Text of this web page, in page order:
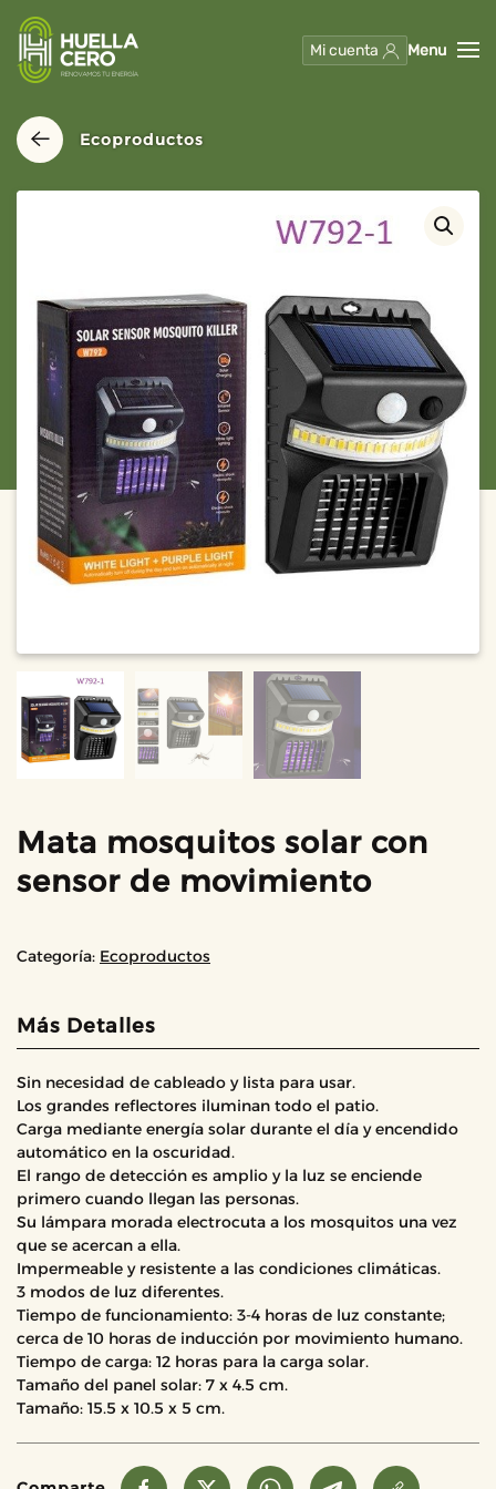
Skip to main content
Mi cuenta Menu
Ecoproductos
Mata mosquitos solar con
sensor de movimiento
Categoría: Ecoproductos
Más Detalles
Sin necesidad de cableado y lista para usar.
Los grandes reflectores iluminan todo el patio.
Carga mediante energía solar durante el día y encendido
automático en la oscuridad.
El rango de detección es amplio y la luz se enciende
primero cuando llegan las personas.
Su lámpara morada electrocuta a los mosquitos una vez
que se acercan a ella.
Impermeable y resistente a las condiciones climáticas.
3 modos de luz diferentes.
Tiempo de funcionamiento: 3-4 horas de luz constante;
cerca de 10 horas de inducción por movimiento humano.
Tiempo de carga: 12 horas para la carga solar.
Tamaño del panel solar: 7 x 4.5 cm.
Tamaño: 15.5 x 10.5 x 5 cm.